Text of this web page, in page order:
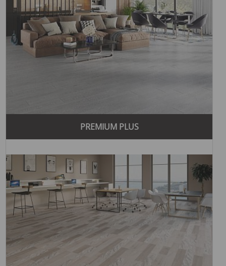
рынки и открытие новых заводов в разных странах
мира.
Yıldız Entegre известна своей инновационной продукцией и
высокими стандартами качества. Компания использует
современные технологии и экологически чистые
материалы, что делает ее продукцию популярной среди
других строительных материалов. Их продукция
пользуется большой популярностью благодаря
многочисленным преимуществам, которые делают бренд
Yıldız Entegre одним из лучших выборов для клиентов.
Основные преимущества бренда Yıldız Entegre:
Высокое качество продукции:
Yıldız Entegre
использует современные технологии и лучшие
материалы для производства своих напольных
покрытий, что гарантирует их долговечность и
устойчивость к износу.
PREMIUM PLUS